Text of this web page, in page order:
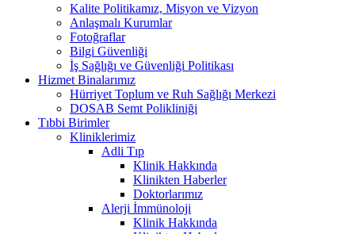
Kalite Politikamız, Misyon ve Vizyon
Anlaşmalı Kurumlar
Fotoğraflar
Bilgi Güvenliği
İş Sağlığı ve Güvenliği Politikası
Hizmet Binalarımız
Hürriyet Toplum ve Ruh Sağlığı Merkezi
DOSAB Semt Polikliniği
Tıbbi Birimler
Kliniklerimiz
Adli Tıp
Klinik Hakkında
Klinikten Haberler
Doktorlarımız
Alerji İmmünoloji
Klinik Hakkında